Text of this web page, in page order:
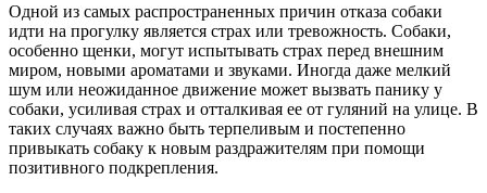
Одной из самых распространенных причин отказа собаки
идти на прогулку является страх или тревожность. Собаки,
особенно щенки, могут испытывать страх перед внешним
миром, новыми ароматами и звуками. Иногда даже мелкий
шум или неожиданное движение может вызвать панику у
собаки, усиливая страх и отталкивая ее от гуляний на улице. В
таких случаях важно быть терпеливым и постепенно
привыкать собаку к новым раздражителям при помощи
позитивного подкрепления.